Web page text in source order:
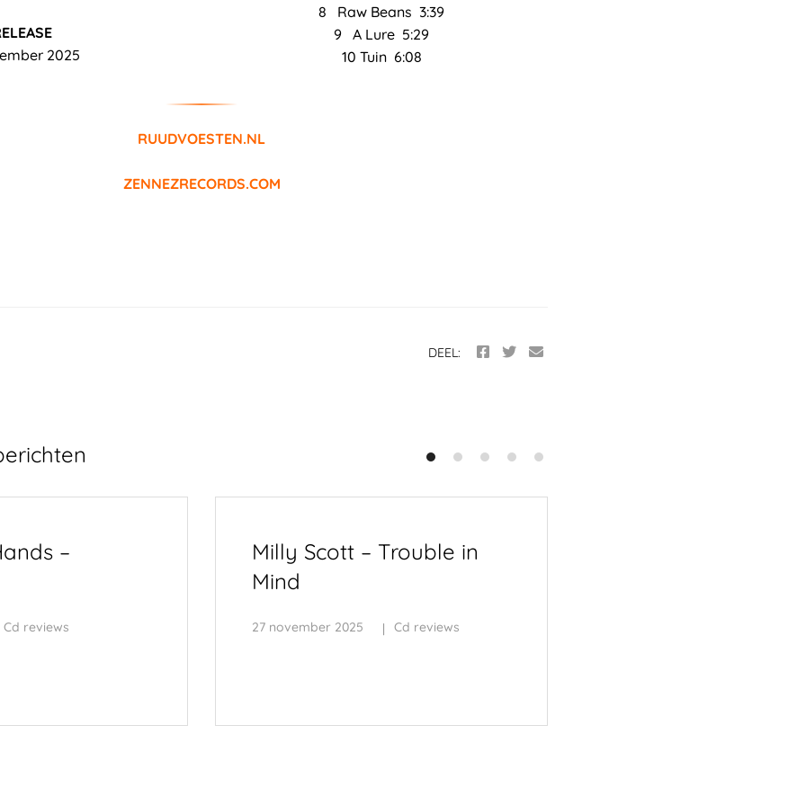
2025
8 Raw Beans 3:39
9 A Lure 5:29
10 Tuin 6:08
RUUDVOESTEN.NL
ZENNEZRECORDS.COM
DEEL:
–
Cd reviews
Milly Scott – Trouble in
Mind
27 november 2025 Cd reviews